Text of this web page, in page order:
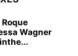
Wagner